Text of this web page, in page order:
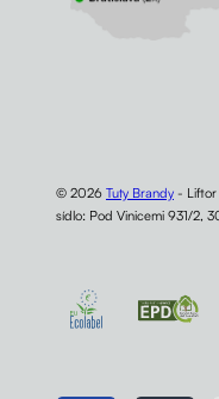
© 2026 Tuty Brandy - Liftor
sídlo: Pod Vinicemi 931/2,